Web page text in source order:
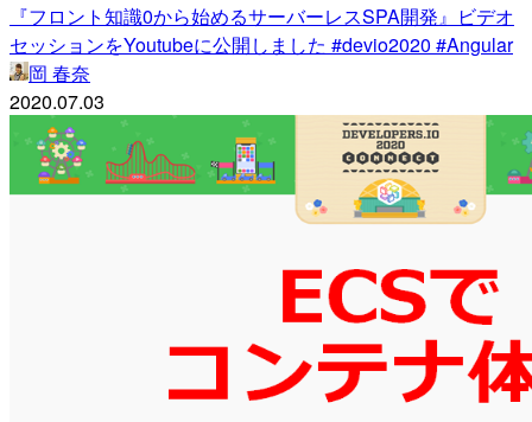
『フロント知識0から始めるサーバーレスSPA開発』ビデオ
セッションをYoutubeに公開しました #devio2020 #Angular
岡 春奈
2020.07.03